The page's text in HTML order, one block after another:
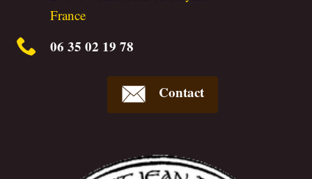
France
06 35 02 19 78
Contact